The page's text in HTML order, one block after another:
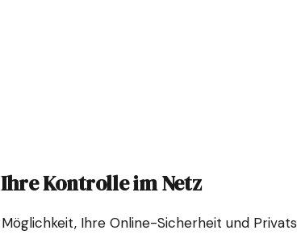
Kontrolle im Netz
Ihre Online-Sicherheit und